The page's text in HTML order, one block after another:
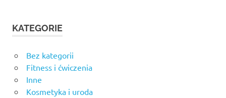
KATEGORIE
Bez kategorii
Fitness i ćwiczenia
Inne
Kosmetyka i uroda